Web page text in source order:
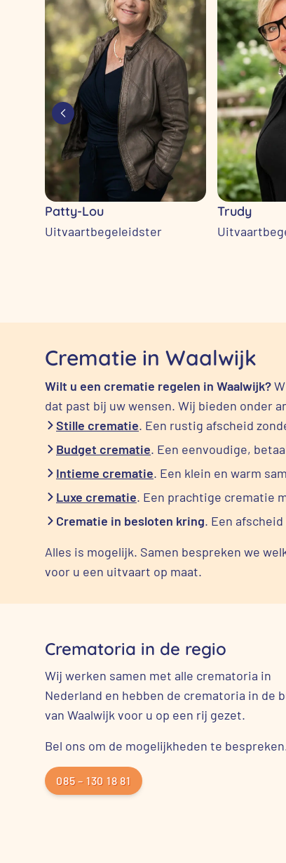
Patty-Lou
Uitvaartbegeleidster
Trudy
Crematie in Waalwijk
Wilt u een crematie regelen in Waalwijk?
dat past bij uw wensen. Wij bieden onder
Stille crematie. Een rustig afscheid
Budget crematie. Een eenvoudige,
Intieme crematie. Een klein en warm
Luxe crematie. Een prachtige crematie
Crematie in besloten kring. Een
Alles is mogelijk. Samen bespreken we
voor u een uitvaart op maat.
Crematoria in de regio
Wij werken samen met alle crematoria in
Nederland en hebben de crematoria in de
van Waalwijk voor u op een rij gezet.
Bel ons om de mogelijkheden te
085 – 130 18 81